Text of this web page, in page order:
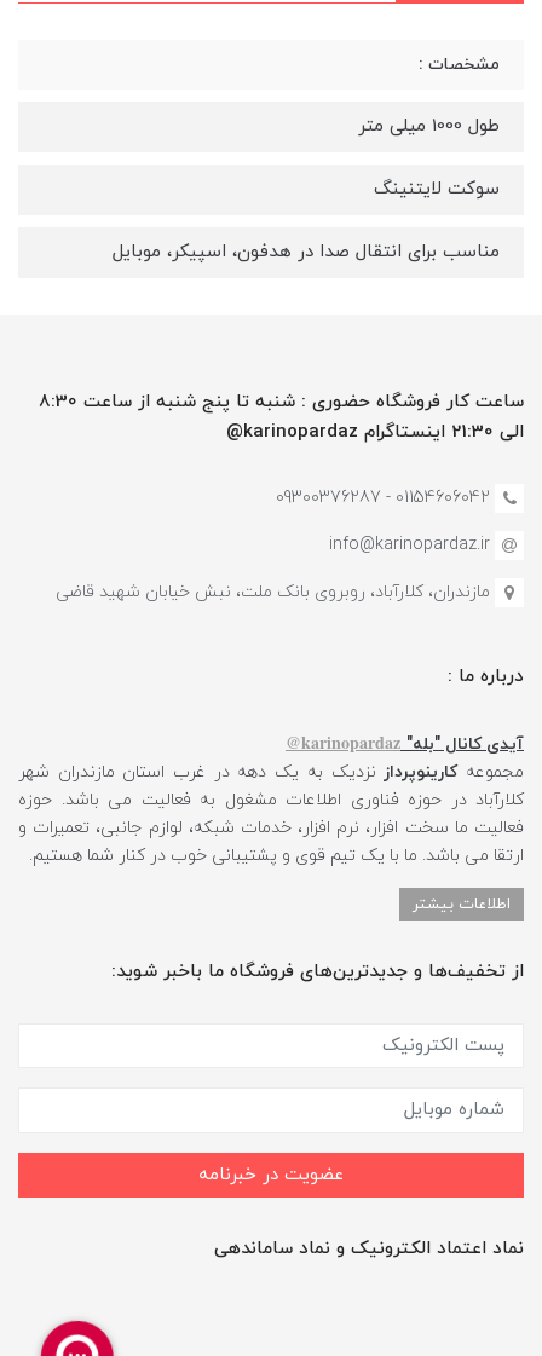
مشخصات :
طول 1000 میلی متر
سوکت لایتنینگ
مناسب برای انتقال صدا در هدفون، اسپیکر، موبایل
ساعت کار فروشگاه حضوری : شنبه تا پنج شنبه از ساعت 8:30
الی 21:30 اینستاگرام karinopardaz@
01154606042 - 09300376287
info@karinopardaz.ir
مازندران، کلارآباد، روبروی بانک ملت، نبش خیابان شهید قاضی
درباره ما :
آیدی کانال "بله" karinopardaz@
مجموعهکارینوپرداز نزدیک به یک دهه در غرب استان مازندران شهر
کلارآباد در حوزه فناوری اطلاعات مشغول به فعالیت می باشد. حوزه
فعالیت ما سخت افزار، نرم افزار، خدمات شبکه، لوازم جانبی، تعمیرات و
ارتقا می باشد. ما با یک تیم قوی و پشتیبانی خوب در کنار شما هستیم.
اطلاعات بیشتر
از تخفیف‌ها و جدیدترین‌های فروشگاه ما باخبر شوید:
عضویت در خبرنامه
نماد اعتماد الکترونیک و نماد ساماندهی